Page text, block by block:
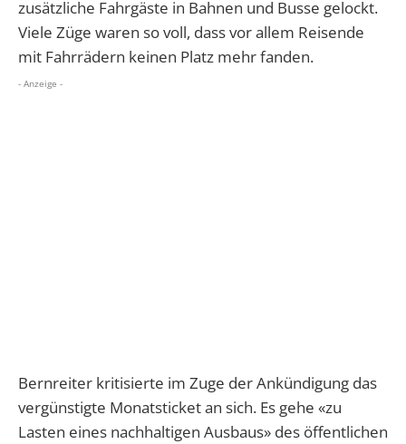
zusätzliche Fahrgäste in Bahnen und Busse gelockt.
Viele Züge waren so voll, dass vor allem Reisende
mit Fahrrädern keinen Platz mehr fanden.
- Anzeige -
Bernreiter kritisierte im Zuge der Ankündigung das
vergünstigte Monatsticket an sich. Es gehe «zu
Lasten eines nachhaltigen Ausbaus» des öffentlichen